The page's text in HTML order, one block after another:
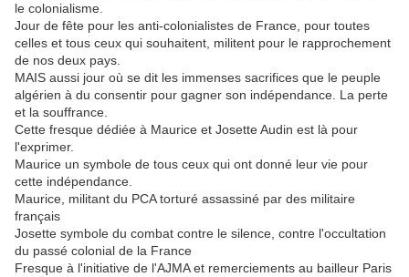
le colonialisme.
Jour de fête pour les anti-colonialistes de France, pour toutes
celles et tous ceux qui souhaitent, militent pour le rapprochement
de nos deux pays.
MAIS aussi jour où se dit les immenses sacrifices que le peuple
algérien à du consentir pour gagner son indépendance. La perte
et la souffrance.
Cette fresque dédiée à Maurice et Josette Audin est là pour
l'exprimer.
Maurice un symbole de tous ceux qui ont donné leur vie pour
cette indépendance.
Maurice, militant du PCA torturé assassiné par des militaire
français
Josette symbole du combat contre le silence, contre l'occultation
du passé colonial de la France
Fresque à l'initiative de l'AJMA et remerciements au bailleur Paris